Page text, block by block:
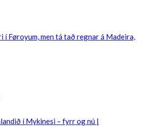
í Føroyum, men tá tað regnar á Madeira,
í Mykinesi – fyrr og nú |